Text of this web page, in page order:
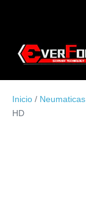
Inicio / Neumaticas
HD